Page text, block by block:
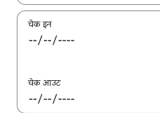
चेक इन
चेक आउट